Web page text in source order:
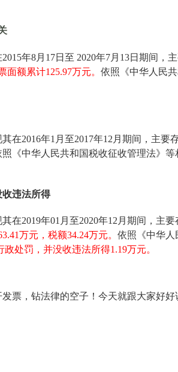
年8月17日至 2020年7月13日期间，
额累计125.97万元。 依照《中华人民
在2016年1月至2017年12月期间，主要
照《中华人民共和国税收征收管理法》
收违法所得
在2019年01月至2020年12月期间，主
万元，税额34.24万元。 依照《中华人
处罚，并没收违法所得1.19万元。
票，钻法律的空子！今天就跟大家好